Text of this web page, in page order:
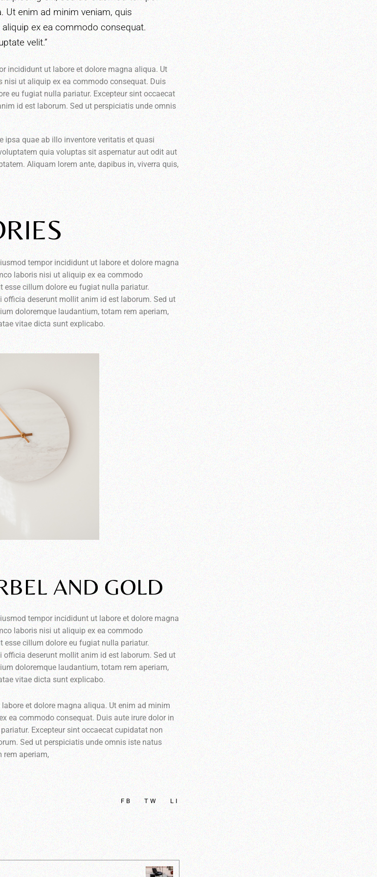
Ut enim ad minim veniam, quis
ex ea commodo consequat.
velit.”
incididunt ut labore et dolore magna aliqua. Ut
ut aliquip ex ea commodo consequat. Duis
eu fugiat nulla pariatur. Excepteur sint occaecat
id est laborum. Sed ut perspiciatis unde omnis
ipsa quae ab illo inventore veritatis et quasi
quia voluptas sit aspernatur aut odit aut
Aliquam lorem ante, dapibus in, viverra quis,
tempor incididunt ut labore et dolore magna
laboris nisi ut aliquip ex ea commodo
esse cillum dolore eu fugiat nulla pariatur.
deserunt mollit anim id est laborum. Sed ut
doloremque laudantium, totam rem aperiam,
vitae dicta sunt explicabo.
AND GOLD
tempor incididunt ut labore et dolore magna
laboris nisi ut aliquip ex ea commodo
esse cillum dolore eu fugiat nulla pariatur.
deserunt mollit anim id est laborum. Sed ut
doloremque laudantium, totam rem aperiam,
vitae dicta sunt explicabo.
et dolore magna aliqua. Ut enim ad minim
ea commodo consequat. Duis aute irure dolor in
Excepteur sint occaecat cupidatat non
Sed ut perspiciatis unde omnis iste natus
rem aperiam,
FB TW LI